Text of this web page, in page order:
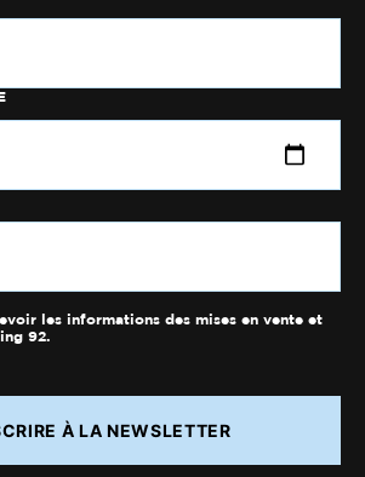
les informations des mises en vente et
92.
À LA NEWSLETTER